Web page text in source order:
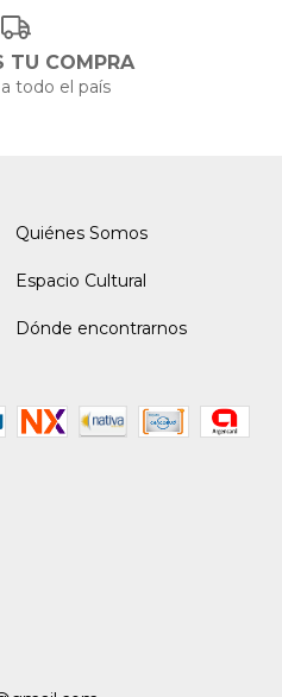
TU COMPRA
todo el país
Quiénes Somos
Espacio Cultural
Dónde encontrarnos